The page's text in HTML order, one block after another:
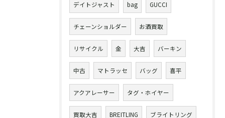
デイトジャスト bag GUCCI
チェーンショルダー お酒買取
リサイクル 金 大吉 バーキン
中古 マトラッセ バッグ 喜平
アクアレーサー タグ・ホイヤー
買取大吉 BREITLING ブライトリング